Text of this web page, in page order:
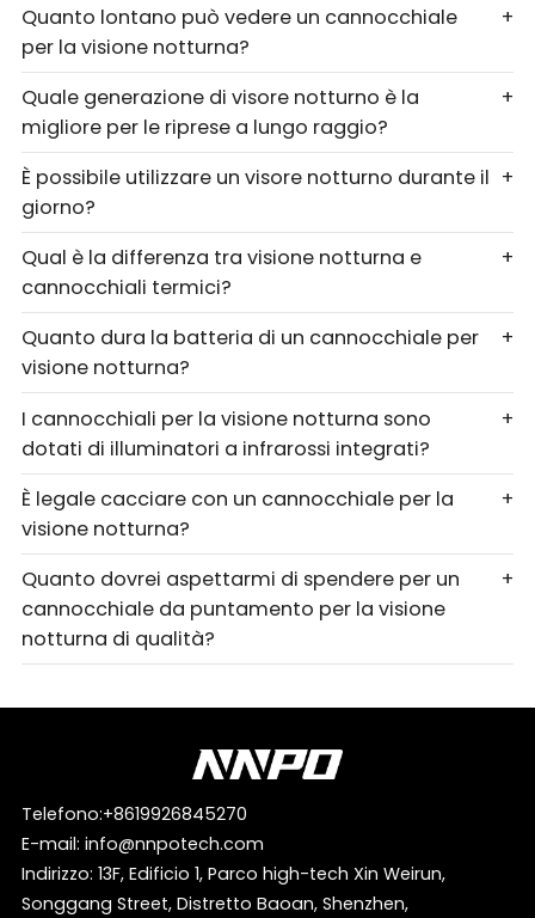
Quanto lontano può vedere un cannocchiale
per la visione notturna?
+
Quale generazione di visore notturno è la
migliore per le riprese a lungo raggio?
+
È possibile utilizzare un visore notturno durante il
giorno?
+
Qual è la differenza tra visione notturna e
cannocchiali termici?
+
Quanto dura la batteria di un cannocchiale per
visione notturna?
+
I cannocchiali per la visione notturna sono
dotati di illuminatori a infrarossi integrati?
+
È legale cacciare con un cannocchiale per la
visione notturna?
+
Quanto dovrei aspettarmi di spendere per un
cannocchiale da puntamento per la visione
notturna di qualità?
+
Telefono:+8619926845270
E-mail: info@nnpotech.com
Indirizzo: 13F, Edificio 1, Parco high-tech Xin Weirun,
Songgang Street, Distretto Baoan, Shenzhen,